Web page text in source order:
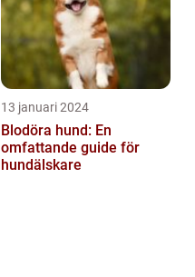
13 januari 2024
Blodöra hund: En
omfattande guide för
hundälskare